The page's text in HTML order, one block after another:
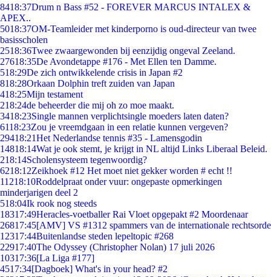
8418:37Drum n Bass #52 - FOREVER MARCUS INTALEX &
APEX..
5018:37OM-Teamleider met kinderporno is oud-directeur van twee
basisscholen
2518:36Twee zwaargewonden bij eenzijdig ongeval Zeeland.
27618:35De Avondetappe #176 - Met Ellen ten Damme.
518:29De zich ontwikkelende crisis in Japan #2
818:28Orkaan Dolphin treft zuiden van Japan
418:25Mijn testament
218:24de beheerder die mij oh zo moe maakt.
3418:23Single mannen verplichtsingle moeders laten daten?
6118:23Zou je vreemdgaan in een relatie kunnen vergeven?
29418:21Het Nederlandse tennis #35 - Lamensgodin
14818:14Wat je ook stemt, je krijgt in NL altijd Links Liberaal Beleid.
218:14Scholensysteem tegenwoordig?
6218:12Zeikhoek #12 Het moet niet gekker worden # echt !!
11218:10Roddelpraat onder vuur: ongepaste opmerkingen
minderjarigen deel 2
518:04Ik rook nog steeds
18317:49Heracles-voetballer Rai Vloet opgepakt #2 Moordenaar
26817:45[AMV] VS #1312 spammers van de internationale rechtsorde
12317:44Buitenlandse steden lepeltopic #268
22917:40The Odyssey (Christopher Nolan) 17 juli 2026
10317:36[La Liga #177]
4517:34[Dagboek] What's in your head? #2